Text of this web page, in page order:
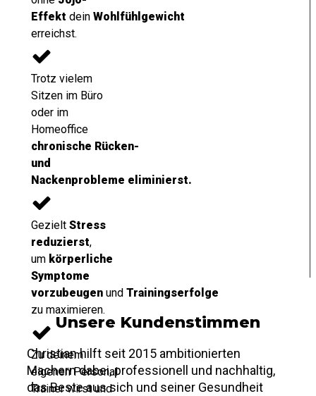
Effekt dein Wohlfühlgewicht
erreichst.
Trotz vielem
Sitzen im Büro
oder im
Homeoffice
chronische Rücken-
und
Nackenprobleme eliminierst.
Gezielt Stress
reduzierst,
um körperliche
Symptome
vorzubeugen und Trainingserfolge
zu maximieren.
Zu deinem
eigenen Personal
Trainer wirst und
Unsere Kundenstimmen
Christian hilft seit 2015 ambitionierten
Machern dabei, professionell und nachhaltig,
das Beste aus sich und seiner Gesundheit